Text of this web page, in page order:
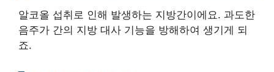
알코올 섭취로 인해 발생하는 지방간이에요. 과도한
음주가 간의 지방 대사 기능을 방해하여 생기게 되
죠.